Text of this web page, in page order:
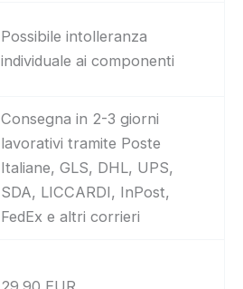
Possibile intolleranza
individuale ai componenti
Consegna in 2-3 giorni
lavorativi tramite Poste
Italiane, GLS, DHL, UPS,
SDA, LICCARDI, InPost,
FedEx e altri corrieri